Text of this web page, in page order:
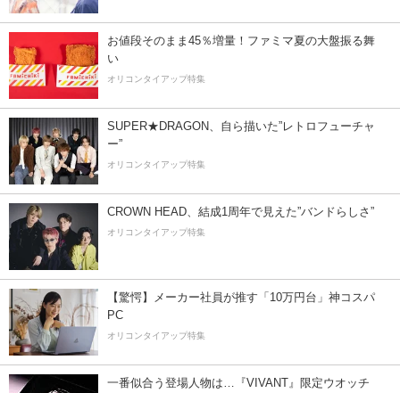
お値段そのまま45％増量！ファミマ夏の大盤振る舞
い
オリコンタイアップ特集
SUPER★DRAGON、自ら描いた”レトロフューチャ
ー”
オリコンタイアップ特集
CROWN HEAD、結成1周年で見えた”バンドらしさ”
オリコンタイアップ特集
【驚愕】メーカー社員が推す「10万円台」神コスパ
PC
オリコンタイアップ特集
一番似合う登場人物は…『VIVANT』限定ウオッチ